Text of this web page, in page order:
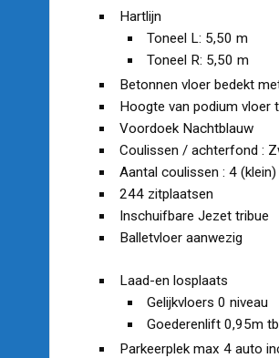
Hartlijn
Toneel L: 5,50 m
Toneel R: 5,50 m
Betonnen vloer bedekt
Hoogte van podium vloer
Voordoek Nachtblauw
Coulissen / achterfond :
Aantal coulissen : 4 (klein)
244 zitplaatsen
Inschuifbare Jezet tribue
Balletvloer aanwezig
Laad-en losplaats
Gelijkvloers 0 niveau
Goederenlift 0,95m
Parkeerplek max 4 auto